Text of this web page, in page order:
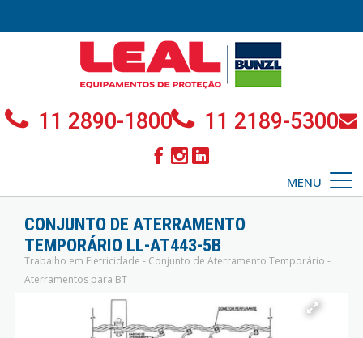
11 2890-1800 11 2189-5300
MENU
CONJUNTO DE ATERRAMENTO
TEMPORÁRIO LL-AT443-5B
Trabalho em Eletricidade - Conjunto de Aterramento Temporário -
Aterramentos para BT